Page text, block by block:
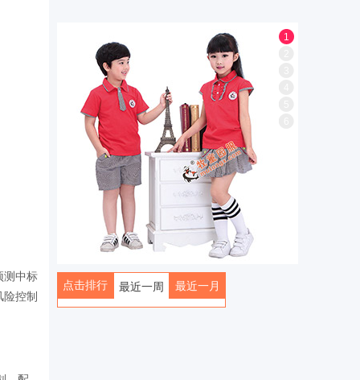
中标
控制
1
点击排行 最近一周 最近一月